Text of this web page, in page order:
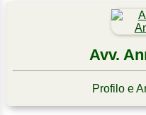
Avv.
Profilo e